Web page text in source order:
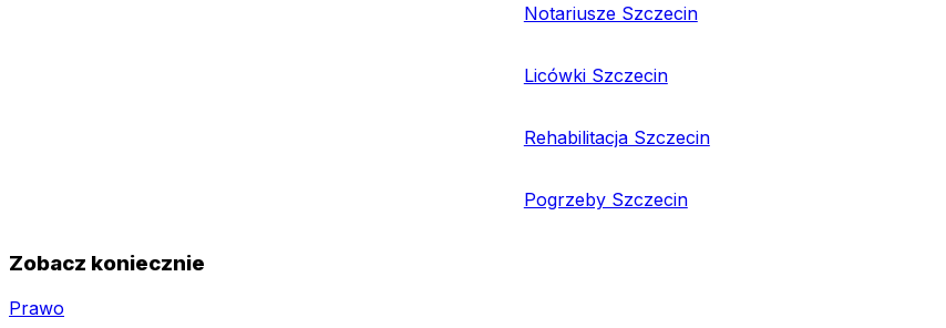
Notariusze Szczecin
Licówki Szczecin
Rehabilitacja Szczecin
Pogrzeby Szczecin
Zobacz koniecznie
Prawo